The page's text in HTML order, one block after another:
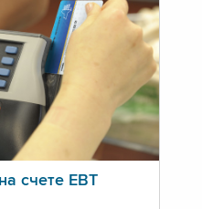
счете ЕВТ